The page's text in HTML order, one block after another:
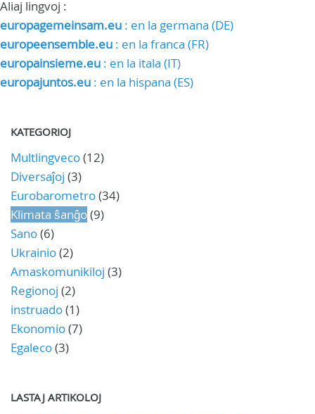
Aliaj lingvoj :
europagemeinsam.eu : en la germana (DE)
europeensemble.eu : en la franca (FR)
europainsieme.eu : en la itala (IT)
europajuntos.eu : en la hispana (ES)
KATEGORIOJ
Multlingveco(12)
Diversaĵoj (3)
Eurobarometro(34)
Klimata ŝanĝo(9)
Sano(6)
Ukrainio(2)
Amaskomunikiloj (3)
Regionoj (2)
instruado(1)
Ekonomio(7)
Egaleco(3)
LASTAJ ARTIKOLOJ